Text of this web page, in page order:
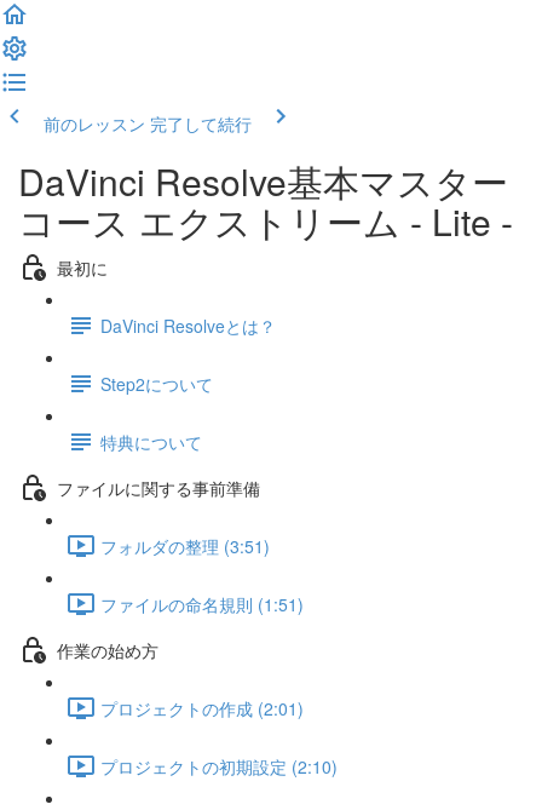
前のレッスン 完了して続行
DaVinci Resolve基本マスター
コース エクストリーム - Lite -
最初に
DaVinci Resolveとは？
Step2について
特典について
ファイルに関する事前準備
フォルダの整理 (3:51)
ファイルの命名規則 (1:51)
作業の始め方
プロジェクトの作成 (2:01)
プロジェクトの初期設定 (2:10)